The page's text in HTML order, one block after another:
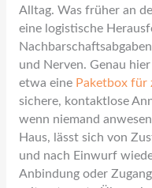
Alltag. Was früher an
eine logistische
und Nerven. Genau
etwa eine Paketbox für
sichere, kontaktlose
wenn niemand
Haus, lässt sich von
und nach Einwurf
Anbindung oder